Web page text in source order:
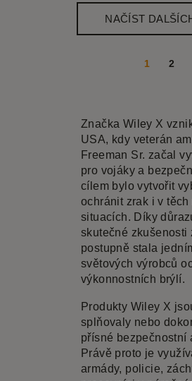
1 2
NAČÍST
Značka Wiley X
USA, kdy veterán
Freeman Sr. začal
pro vojáky a
cílem bylo vytvořit
ochránit zrak i v
situacích. Díky
skutečné zkušenosti
postupně stala
světových výrobců
výkonnostních brýlí.
Produkty Wiley X
splňovaly nebo
přísné bezpečnostní
Právě proto je
armády, policie,